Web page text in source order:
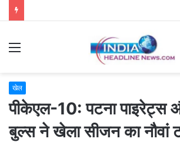
Menu
खेल
पीकेएल-10: पटना पाइरेट्स
बुल्स ने खेला सीजन का नौवां